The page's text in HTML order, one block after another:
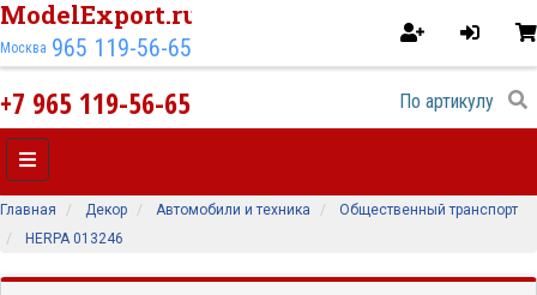
ModelExport.ru
Москва 965 119-56-65
+7 965 119-56-65
Главная Декор Автомобили и техника
Общественный транспорт
HERPA 013246